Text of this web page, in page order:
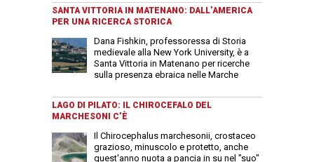
SANTA VITTORIA IN MATENANO: DALL’AMERICA
PER UNA RICERCA STORICA
Dana Fishkin, professoressa di Storia
medievale alla New York University, è a
Santa Vittoria in Matenano per ricerche
sulla presenza ebraica nelle Marche
LAGO DI PILATO: IL CHIROCEFALO DEL
MARCHESONI C’È
Il Chirocephalus marchesonii, crostaceo
grazioso, minuscolo e protetto, anche
quest'anno nuota a pancia in su nel "suo"